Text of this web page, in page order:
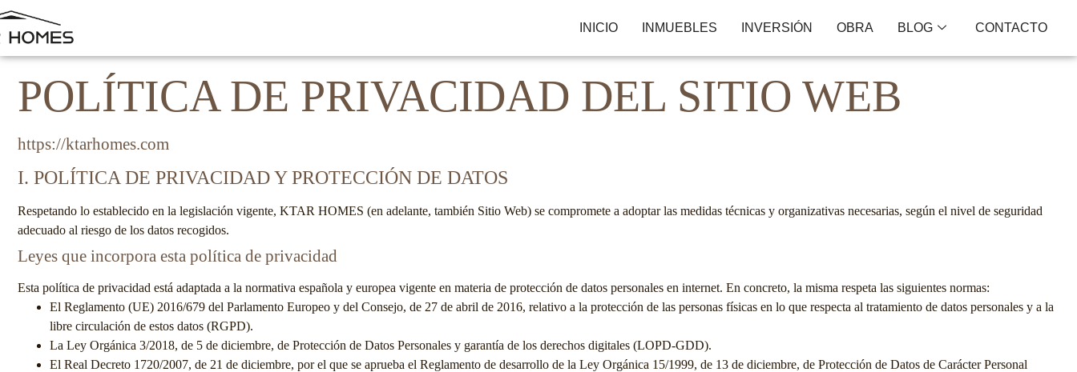
INICIO INMUEBLES INVERSIÓN OBRA BLOG CONTACTO
POLÍTICA DE PRIVACIDAD DEL SITIO WEB
https://ktarhomes.com
I. POLÍTICA DE PRIVACIDAD Y PROTECCIÓN DE DATOS
Respetando lo establecido en la legislación vigente, KTAR HOMES (en adelante, también Sitio Web) se compromete a adoptar las medidas técnicas y organizativas necesarias, según el nivel de seguridad
adecuado al riesgo de los datos recogidos.
Leyes que incorpora esta política de privacidad
Esta política de privacidad está adaptada a la normativa española y europea vigente en materia de protección de datos personales en internet. En concreto, la misma respeta las siguientes normas:
El Reglamento (UE) 2016/679 del Parlamento Europeo y del Consejo, de 27 de abril de 2016, relativo a la protección de las personas físicas en lo que respecta al tratamiento de datos personales y a la
libre circulación de estos datos (RGPD).
La Ley Orgánica 3/2018, de 5 de diciembre, de Protección de Datos Personales y garantía de los derechos digitales (LOPD-GDD).
El Real Decreto 1720/2007, de 21 de diciembre, por el que se aprueba el Reglamento de desarrollo de la Ley Orgánica 15/1999, de 13 de diciembre, de Protección de Datos de Carácter Personal